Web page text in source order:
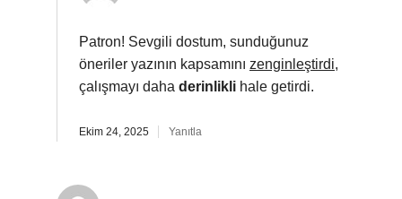
Patron! Sevgili dostum, sunduğunuz
öneriler yazının kapsamını zenginleştirdi,
çalışmayı daha derinlikli hale getirdi.
Ekim 24, 2025 Yanıtla